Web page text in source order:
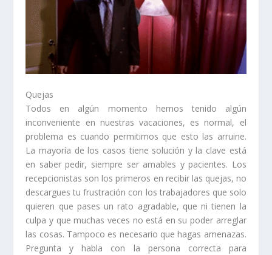
Quejas
Todos en algún momento hemos tenido algún
inconveniente en nuestras vacaciones, es normal, el
problema es cuando permitimos que esto las arruine.
La mayoría de los casos tiene solución y la clave está
en saber pedir, siempre ser amables y pacientes. Los
recepcionistas son los primeros en recibir las quejas, no
descargues tu frustración con los trabajadores que solo
quieren que pases un rato agradable, que ni tienen la
culpa y que muchas veces no está en su poder arreglar
las cosas. Tampoco es necesario que hagas amenazas.
Pregunta y habla con la persona correcta para